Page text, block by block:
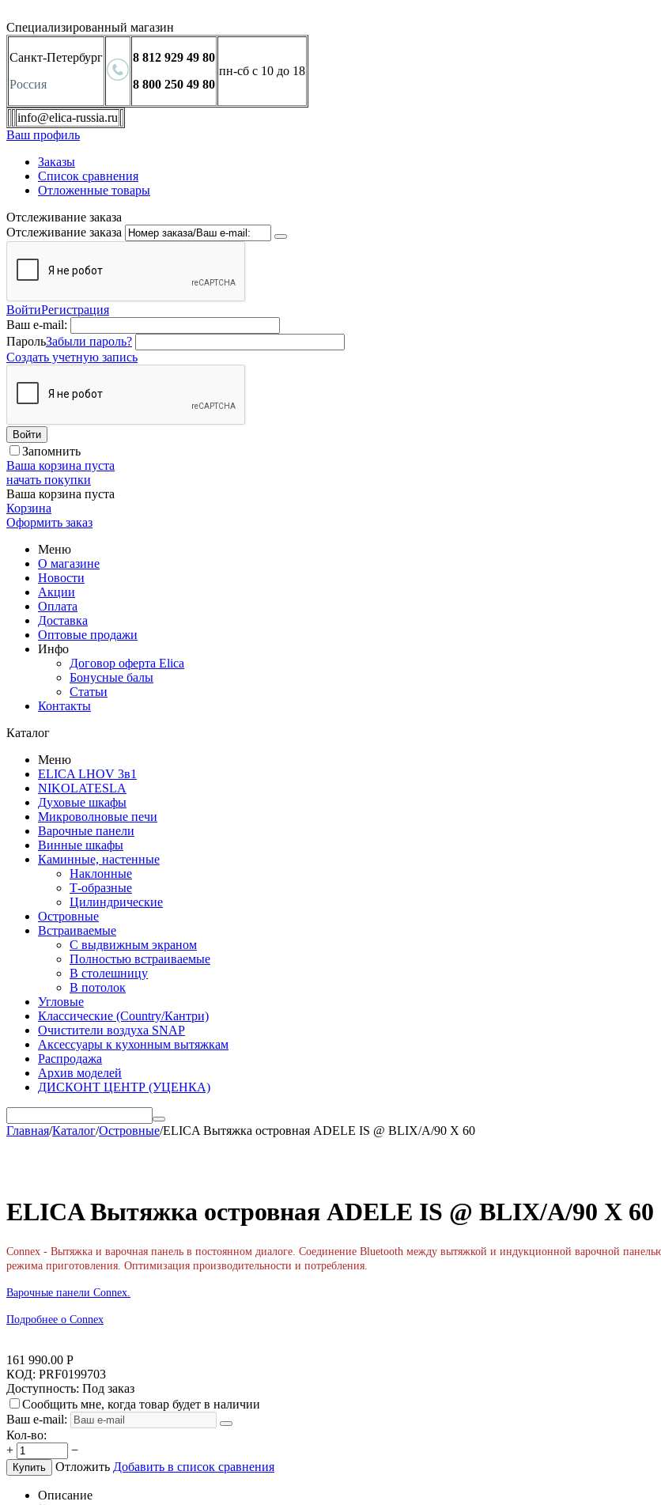
Специализированный магазин
Санкт-Петербург
Россия
8 812 929 49 80
8 800 250 49 80
пн-сб с 10 до 18
info@elica-russia.ru
Ваш профиль
Заказы
Список сравнения
Отложенные товары
Отслеживание заказа
Отслеживание заказа
ВойтиРегистрация
Ваш e-mail:
ПарольЗабыли пароль?
Создать учетную запись
Войти
Запомнить
Ваша корзина пуста
начать покупки
Ваша корзина пуста
Корзина
Оформить заказ
Меню
О магазине
Новости
Акции
Оплата
Доставка
Оптовые продажи
Инфо
Договор оферта Elica
Бонусные балы
Статьи
Контакты
Каталог
Меню
ELICA LHOV 3в1
NIKOLATESLA
Духовые шкафы
Микроволновые печи
Варочные панели
Винные шкафы
Каминные, настенные
Наклонные
Т-образные
Цилиндрические
Островные
Встраиваемые
С выдвижным экраном
Полностью встраиваемые
В столешницу
В потолок
Угловые
Классические (Country/Кантри)
Очистители воздуха SNAP
Аксессуары к кухонным вытяжкам
Распродажа
Архив моделей
ДИСКОНТ ЦЕНТР (УЦЕНКА)
Главная/Каталог/Островные/ELICA Вытяжка островная ADELE IS @ BLIX/A/90 X 60
ELICA Вытяжка островная ADELE IS @ BLIX/A/90 X 60
Connex - Вытяжка и варочная панель в постоянном диалоге. Соединение Bluetooth между вытяжкой и индукционной варочной
режима приготовления. Оптимизация производительности и потребления.
Варочные панели Connex.
Подробнее о Connex
161 990.00 Р
КОД: PRF0199703
Доступность: Под заказ
Сообщить мне, когда товар будет в наличии
Ваш e-mail:
Кол-во:
+
−
Купить Отложить Добавить в список сравнения
Описание